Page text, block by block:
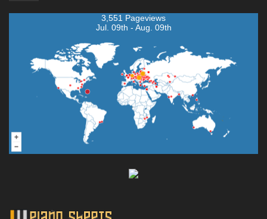
3,551 Pageviews
Jul. 09th - Aug. 09th